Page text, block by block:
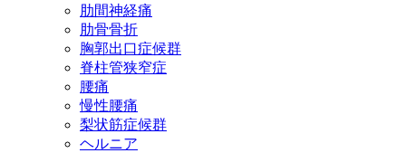
肋間神経痛
肋骨骨折
胸郭出口症候群
脊柱管狭窄症
腰痛
慢性腰痛
梨状筋症候群
ヘルニア